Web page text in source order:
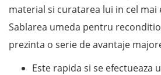
material si curatarea lui in cel
Sablarea umeda pentru
prezinta o serie de avantaje
Este rapida si se efectueaza